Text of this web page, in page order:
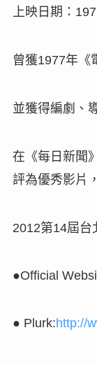
上映日期：
曾獲1977年《
並獲得編劇、
在《每日新聞
評為優秀影片
2012第14屆台
●Official
● Plurk:http://